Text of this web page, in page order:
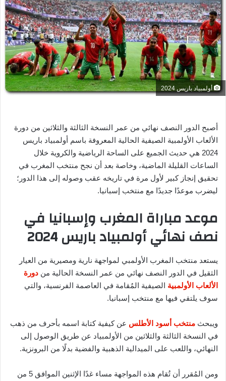
ر
ي
د
ا
إ
ل
ك
ت
ن
ي
ا
أولمبياد باريس 2024
أصبح الدور النصف نهائي من عمر النسخة الثالثة والثلاثين من دورة
الألعاب الأولمبية الصيفية الحالية المعروفة باسم أولمبياد باريس
2024 هي حديث الجميع على الساحة الرياضية والكروية خلال
الساعات القليلة الماضية، وخاصة بعد أن نجح منتخب المغرب في
تحقيق إنجاز كبير لأول مرة في تاريخه عقب وصوله إلى هذا الدور؛
ليضرب موعدًا جديدًا مع منتخب إسبانيا.
موعد مباراة المغرب وإسبانيا في
نصف نهائي أولمبياد باريس 2024
يستعد منتخب المغرب الأولمبي لمواجهة نارية ومصيرية من العيار
الثقيل في الدور النصف نهائي من عمر النسخة الحالية من دورة
الألعاب الأولمبية الصيفية المُقامة في العاصمة الفرنسية، والتي
سوف يلتقي فيها مع منتخب إسبانيا.
ويبحث منتخب أسود الأطلس عن كيفية كتابة اسمه بأحرف من ذهب
في النسخة الثالثة والثلاثين من الأولمبياد عن طريق الوصول إلى
النهائي، واللعب على الميدالية الذهبية والفضية بدلًا من البرونزية.
ومن المُقرر أن تُقام هذه المواجهة مساء غدًا الإثنين الموافق 5 من